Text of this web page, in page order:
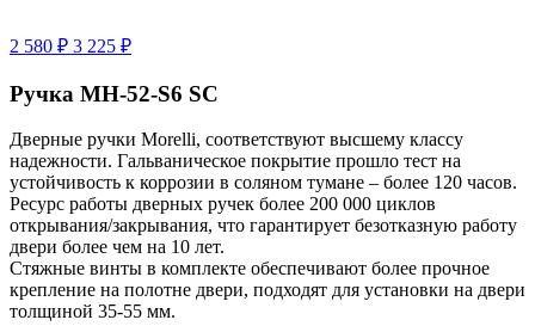
2 580 ₽ 3 225 ₽
Ручка MH-52-S6 SC
Дверные ручки Morelli, соответствуют высшему классу
надежности. Гальваническое покрытие прошло тест на
устойчивость к коррозии в соляном тумане – более 120 часов.
Ресурс работы дверных ручек более 200 000 циклов
открывания/закрывания, что гарантирует безотказную работу
двери более чем на 10 лет.
Стяжные винты в комплекте обеспечивают более прочное
крепление на полотне двери, подходят для установки на двери
толщиной 35-55 мм.